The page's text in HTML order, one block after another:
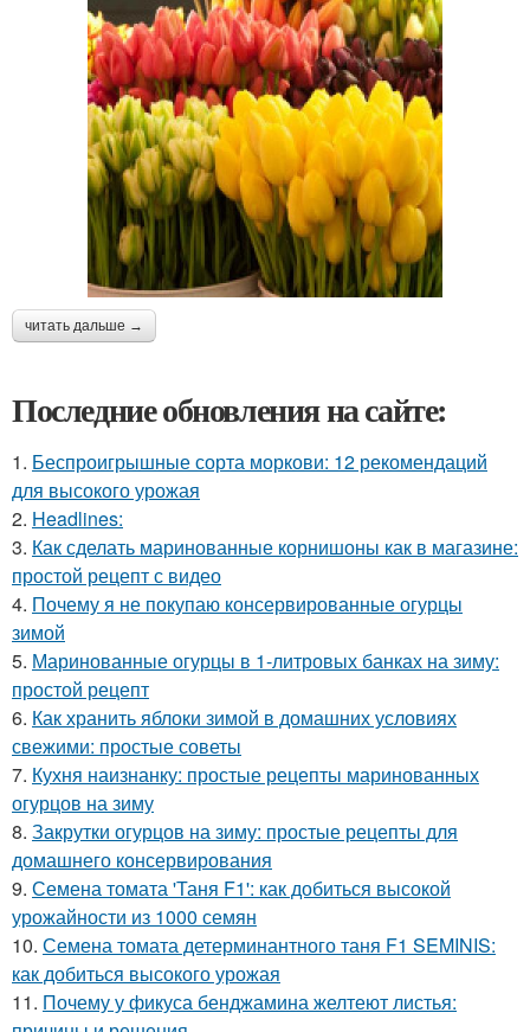
читать дальше →
Последние обновления на сайте:
1. Беспроигрышные сорта моркови: 12 рекомендаций
для высокого урожая
2. Headlines:
3. Как сделать маринованные корнишоны как в магазине:
простой рецепт с видео
4. Почему я не покупаю консервированные огурцы
зимой
5. Маринованные огурцы в 1-литровых банках на зиму:
простой рецепт
6. Как хранить яблоки зимой в домашних условиях
свежими: простые советы
7. Кухня наизнанку: простые рецепты маринованных
огурцов на зиму
8. Закрутки огурцов на зиму: простые рецепты для
домашнего консервирования
9. Семена томата 'Таня F1': как добиться высокой
урожайности из 1000 семян
10. Семена томата детерминантного таня F1 SEMINIS:
как добиться высокого урожая
11. Почему у фикуса бенджамина желтеют листья: